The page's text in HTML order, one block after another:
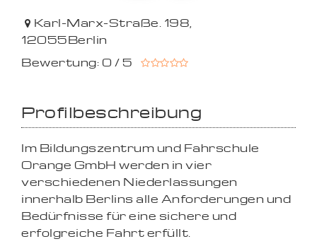
Karl-Marx-Straße. 198,
12055Berlin
Bewertung: 0 / 5
Profilbeschreibung
Im Bildungszentrum und Fahrschule
Orange GmbH werden in vier
verschiedenen Niederlassungen
innerhalb Berlins alle Anforderungen und
Bedürfnisse für eine sichere und
erfolgreiche Fahrt erfüllt.